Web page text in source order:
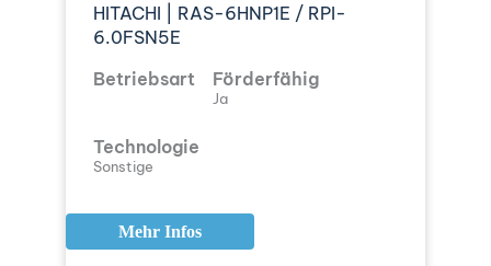
HITACHI | RAS-6HNP1E / RPI-
6.0FSN5E
Betriebsart
Förderfähig
Ja
Technologie
Sonstige
Mehr Infos